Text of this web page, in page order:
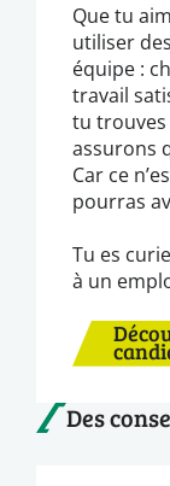
Que tu
utiliser
équipe :
travail
tu
assurons
Car ce
pourras
Tu es
à un
Des